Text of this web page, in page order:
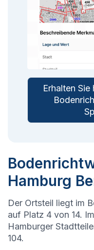
Erhalten
Hamburg
Der Ortsteil liegt im
auf Platz 4 von 14.
Hamburger
104.